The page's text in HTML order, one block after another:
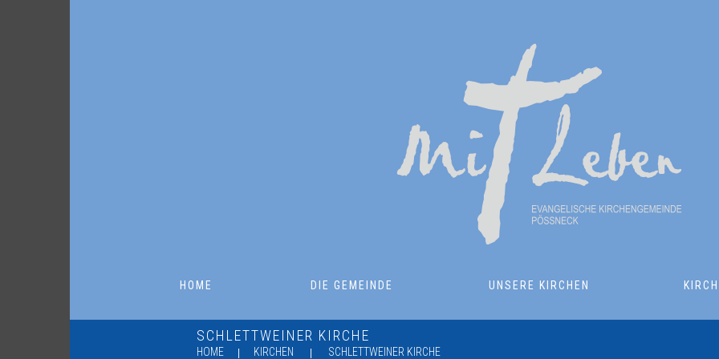
HOME DIE GEMEINDE UNSERE KIRCHEN
SCHLETTWEINER KIRCHE
HOME KIRCHEN SCHLETTWEINER KIRCHE